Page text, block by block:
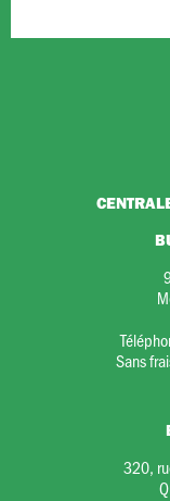
Sans
320,